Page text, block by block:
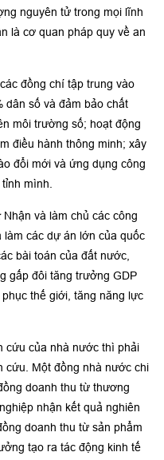
nguyên tử trong mọi lĩnh
là cơ quan pháp quy về an
đồng chí tập trung vào
dân số và đảm bảo chất
môi trường số; hoạt động
điều hành thông minh; xây
đổi mới và ứng dụng công
mình.
Nhận và làm chủ các công
làm các dự án lớn của quốc
bài toán của đất nước,
gấp đôi tăng trưởng GDP
thế giới, tăng năng lực
cứu của nhà nước thì phải
cứu. Một đồng nhà nước chi
doanh thu từ thương
nhận kết quả nghiên
doanh thu từ sản phẩm
tạo ra tác động kinh tế